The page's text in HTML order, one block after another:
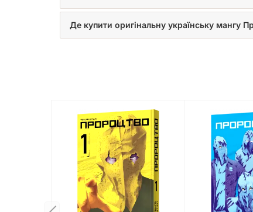
Де купити оригінальну українську мангу